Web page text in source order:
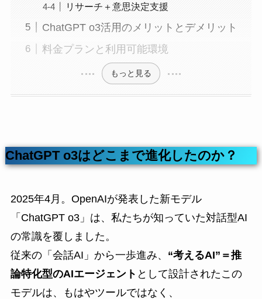
リサーチ＋意思決定支援
ChatGPT o3活用のメリットとデメリット
料金プランと利用可能環境
もっと見る
ChatGPT o3はどこまで進化したのか？
2025年4月。OpenAIが発表した新モデル
「ChatGPT o3」は、私たちが知っていた対話型AI
の常識を覆しました。
従来の「会話AI」から一歩進み、 “考えるAI”＝推
論特化型のAIエージェント として設計されたこの
モデルは、もはやツールではなく、